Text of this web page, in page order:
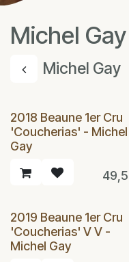
Michel Gay
Michel Gay
2018 Beaune 1er Cru
'Coucherias' - Michel
Gay
2019 Beaune 1er Cru
'Coucherias' V V -
Michel Gay